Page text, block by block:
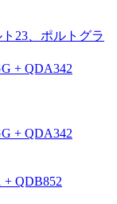
23、ポルトグラ
+ QDA342
+ QDA342
+ QDB852